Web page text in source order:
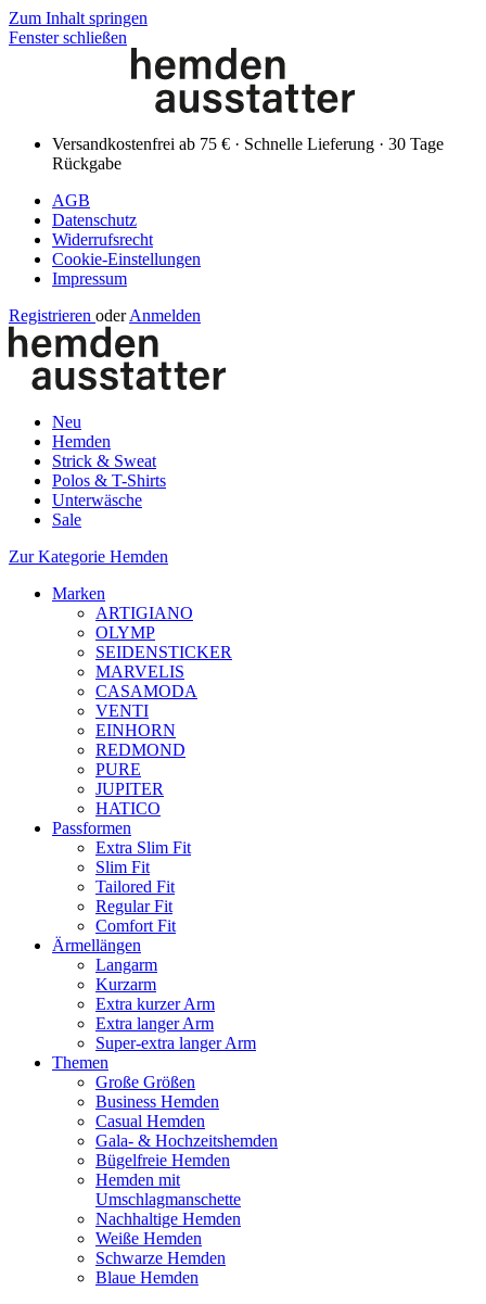
Zum Inhalt springen
Fenster schließen
Versandkostenfrei ab 75 € · Schnelle Lieferung · 30 Tage
Rückgabe
AGB
Datenschutz
Widerrufsrecht
Cookie-Einstellungen
Impressum
Registrieren oder Anmelden
Neu
Hemden
Strick & Sweat
Polos & T-Shirts
Unterwäsche
Sale
Zur Kategorie Hemden
Marken
ARTIGIANO
OLYMP
SEIDENSTICKER
MARVELIS
CASAMODA
VENTI
EINHORN
REDMOND
PURE
JUPITER
HATICO
Passformen
Extra Slim Fit
Slim Fit
Tailored Fit
Regular Fit
Comfort Fit
Ärmellängen
Langarm
Kurzarm
Extra kurzer Arm
Extra langer Arm
Super-extra langer Arm
Themen
Große Größen
Business Hemden
Casual Hemden
Gala- & Hochzeitshemden
Bügelfreie Hemden
Hemden mit
Umschlagmanschette
Nachhaltige Hemden
Weiße Hemden
Schwarze Hemden
Blaue Hemden